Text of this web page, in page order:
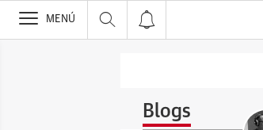
>
MENÚ
Blogs